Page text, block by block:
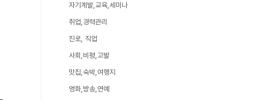
자기계발,교육,세미나
취업,경력관리
진로, 직업
사회,비평,고발
맛집,숙박,여행지
영화,방송,연예